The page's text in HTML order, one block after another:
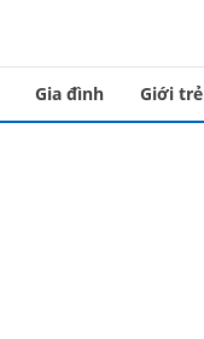
Gia đình Giới trẻ